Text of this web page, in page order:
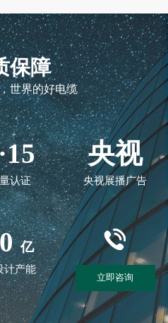
保障
世界的好电缆
认证
央视
央视展播广告
亿
计产能
立即咨询